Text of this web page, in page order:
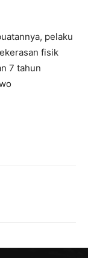
pelaku
fisik
7 tahun